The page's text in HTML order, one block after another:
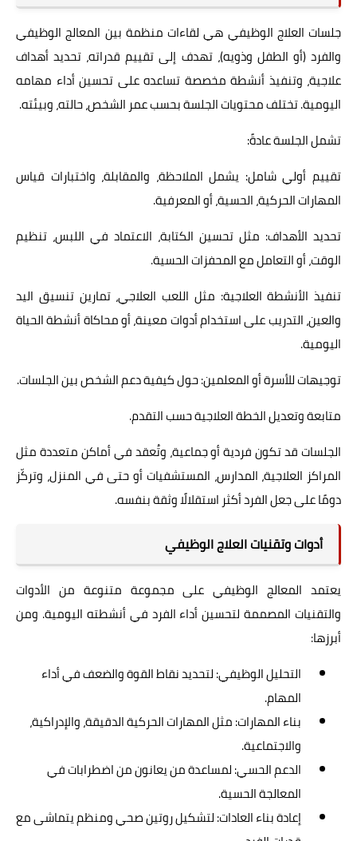
جلسات العلاج الوظيفي هي لقاءات منظمة بين المعالج الوظيفي
والفرد (أو الطفل وذويه)، تهدف إلى تقييم قدراته، تحديد أهداف
علاجية، وتنفيذ أنشطة مخصصة تساعده على تحسين أداء مهامه
اليومية. تختلف محتويات الجلسة بحسب عمر الشخص، حالته، وبيئته.
تشمل الجلسة عادةً:
تقييم أولي شامل: يشمل الملاحظة، والمقابلة، واختبارات قياس
المهارات الحركية، الحسية، أو المعرفية.
تحديد الأهداف: مثل تحسين الكتابة، الاعتماد في اللبس، تنظيم
الوقت، أو التعامل مع المحفزات الحسية.
تنفيذ الأنشطة العلاجية: مثل اللعب العلاجي، تمارين تنسيق اليد
والعين، التدريب على استخدام أدوات معينة، أو محاكاة أنشطة الحياة
اليومية.
توجيهات للأسرة أو المعلمين: حول كيفية دعم الشخص بين الجلسات.
متابعة وتعديل الخطة العلاجية حسب التقدم.
الجلسات قد تكون فردية أو جماعية، وتُعقد في أماكن متعددة مثل
المراكز العلاجية، المدارس، المستشفيات أو حتى في المنزل، وتركّز
دومًا على جعل الفرد أكثر استقلالًا وثقة بنفسه.
أدوات وتقنيات العلاج الوظيفي
يعتمد المعالج الوظيفي على مجموعة متنوعة من الأدوات
والتقنيات المصممة لتحسين أداء الفرد في أنشطته اليومية. ومن
أبرزها:
التحليل الوظيفي: لتحديد نقاط القوة والضعف في أداء
المهام.
بناء المهارات: مثل المهارات الحركية الدقيقة، والإدراكية،
والاجتماعية.
الدعم الحسي: لمساعدة من يعانون من اضطرابات في
المعالجة الحسية.
إعادة بناء العادات: لتشكيل روتين صحي ومنظم يتماشى مع